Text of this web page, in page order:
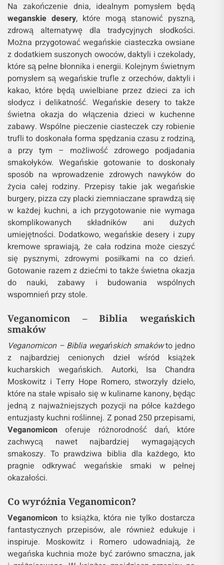
Na zakończenie dnia, idealnym pomysłem będą
weganskie desery, które mogą stanowić pyszną,
zdrową alternatywę dla tradycyjnych słodkości.
Można przygotować wegańskie ciasteczka owsiane
z dodatkiem suszonych owoców, daktyli i czekolady,
które są pełne błonnika i energii. Kolejnym świetnym
pomysłem są wegańskie trufle z orzechów, daktyli i
kakao, które będą uwielbiane przez dzieci za ich
słodycz i delikatność. Wegańskie desery to także
świetna okazja do włączenia dzieci w kuchenne
zabawy. Wspólne pieczenie ciasteczek czy robienie
trufli to doskonała forma spędzania czasu z rodziną,
a przy tym – możliwość zdrowego podjadania
smakołyków. Wegańskie gotowanie to doskonały
sposób na wprowadzenie zdrowych nawyków do
życia całej rodziny. Przepisy takie jak wegańskie
burgery, pizza czy placki ziemniaczane sprawdzą się
w każdej kuchni, a ich przygotowanie nie wymaga
skomplikowanych składników ani dużych
umiejętności. Dodatkowo, wegańskie desery i zupy
kremowe sprawiają, że cała rodzina może cieszyć
się pysznymi, zdrowymi posiłkami na co dzień.
Gotowanie razem z dziećmi to także świetna okazja
do nauki, zabawy i budowania wspólnych
wspomnień przy stole.
Veganomicon – Biblia wegańskich
smaków
Veganomicon – Biblia wegańskich smakówto jedno
z najbardziej cenionych dzieł wśród książek
kucharskich wegańskich. Autorki, Isa Chandra
Moskowitz i Terry Hope Romero, stworzyły dzieło,
które na stałe wpisało się w kulinarne kanony, będąc
jedną z najważniejszych pozycji na półce każdego
entuzjasty kuchni roślinnej. Z ponad 250 przepisami,
Veganomicon oferuje różnorodność dań, które
zachwycą nawet najbardziej wymagających
smakoszy. To prawdziwa biblia dla każdego, kto
pragnie odkrywać wegańskie smaki w pełnej
okazałości.
Co wyróżnia Veganomicon?
Veganomicon to książka, która nie tylko dostarcza
fantastycznych przepisów, ale również edukuje i
inspiruje. Moskowitz i Romero udowadniają, że
wegańska kuchnia może być zarówno smaczna, jak